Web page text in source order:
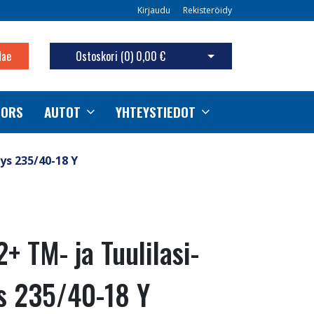
Kirjaudu Rekisteröidy
Ostoskori (0) 0,00 € Avaa ostoskori
AUTOT YHTEYSTIEDOT
235/40-18 Y
TM- ja Tuulilasi-
235/40-18 Y